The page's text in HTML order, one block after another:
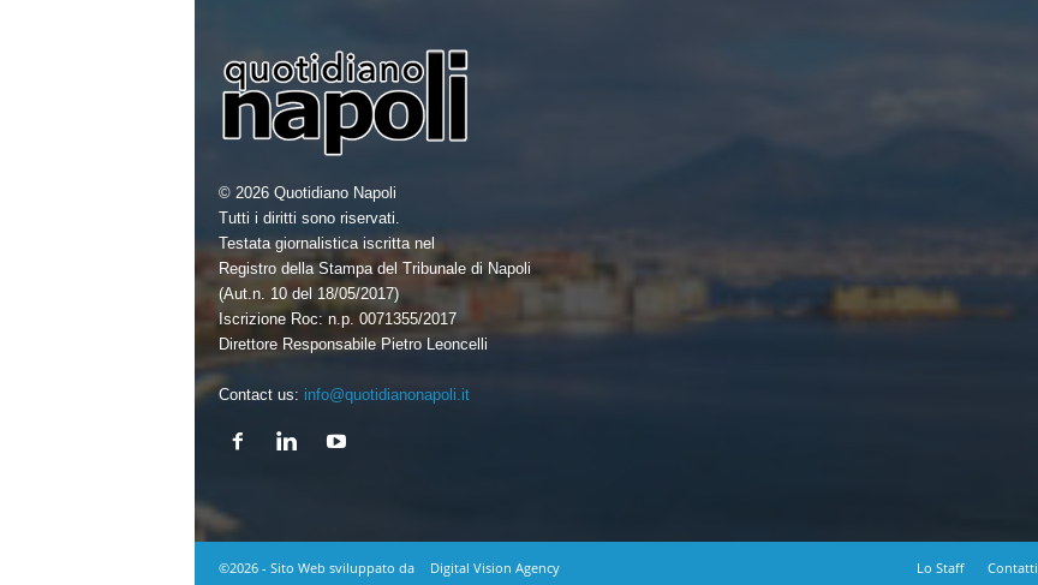
© 2026 Quotidiano Napoli
Tutti i diritti sono riservati.
Testata giornalistica iscritta nel
Registro della Stampa del Tribunale di Napoli
(Aut.n. 10 del 18/05/2017)
Iscrizione Roc: n.p. 0071355/2017
Direttore Responsabile Pietro Leoncelli
Contact us: info@quotidianonapoli.it
Lo Staff Contatti
©2026 - Sito Web sviluppato da Digital Vision Agency